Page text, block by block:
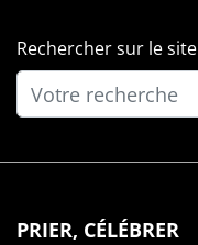
Rechercher sur le site
PRIER, CÉLÉBRER